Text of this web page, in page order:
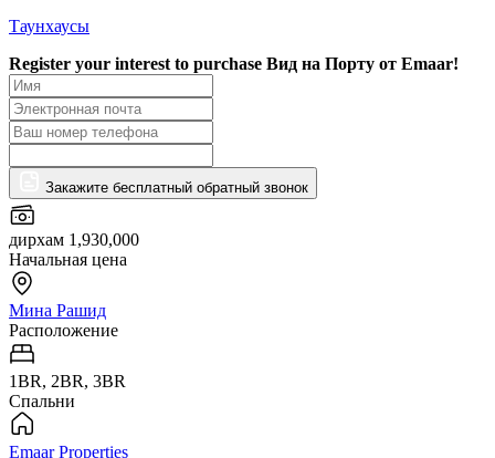
Таунхаусы
Register your interest to purchase Вид на Порту от Emaar!
Закажите бесплатный обратный звонок
дирхам 1,930,000
Начальная цена
Мина Рашид
Расположение
1BR, 2BR, 3BR
Спальни
Emaar Properties